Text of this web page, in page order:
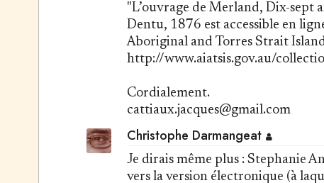
"L’ouvrage de Merland, Dix-sept
Dentu, 1876 est accessible en
Aboriginal and Torres Strait
http://www.aiatsis.gov.au/
Cordialement.
cattiaux.jacques@gmail.com
Christophe Darmangeat
Je dirais même plus : Stephanie
vers la version électronique (à